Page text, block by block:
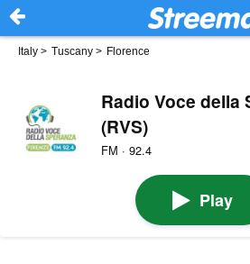
Italy > Tuscany > Florence
Radio Voce della
(RVS)
FM · 92.4
Play